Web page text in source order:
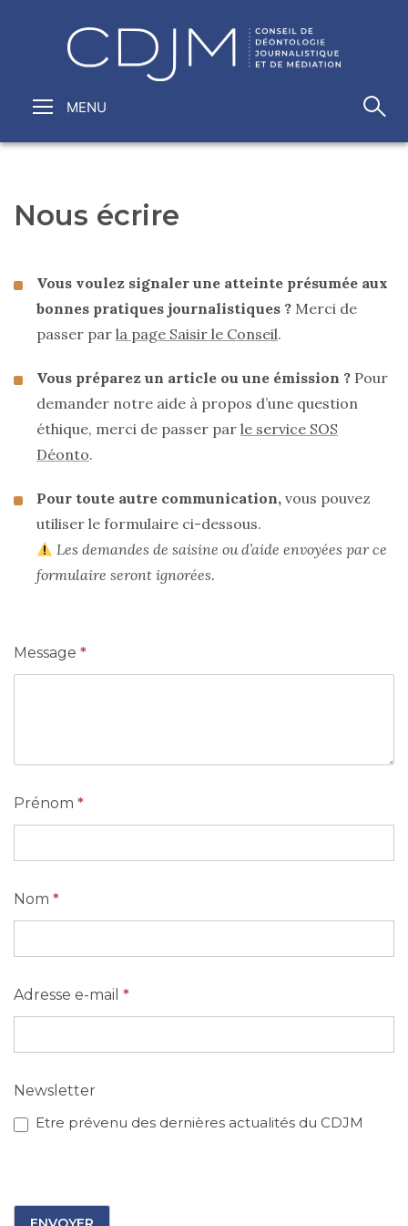
Nous écrire
Vous voulez signaler une atteinte présumée aux
bonnes pratiques journalistiques ? Merci de
passer par la page Saisir le Conseil.
Vous préparez un article ou une émission ? Pour
demander notre aide à propos d’une question
éthique, merci de passer par le service SOS
Déonto.
Pour toute autre communication, vous pouvez
utiliser le formulaire ci-dessous.
Les demandes de saisine ou d’aide envoyées par ce
formulaire seront ignorées.
C
N
O
Message *
Prénom *
Nom *
Adresse e-mail *
Newsletter
Etre prévenu des dernières actualités du CDJM